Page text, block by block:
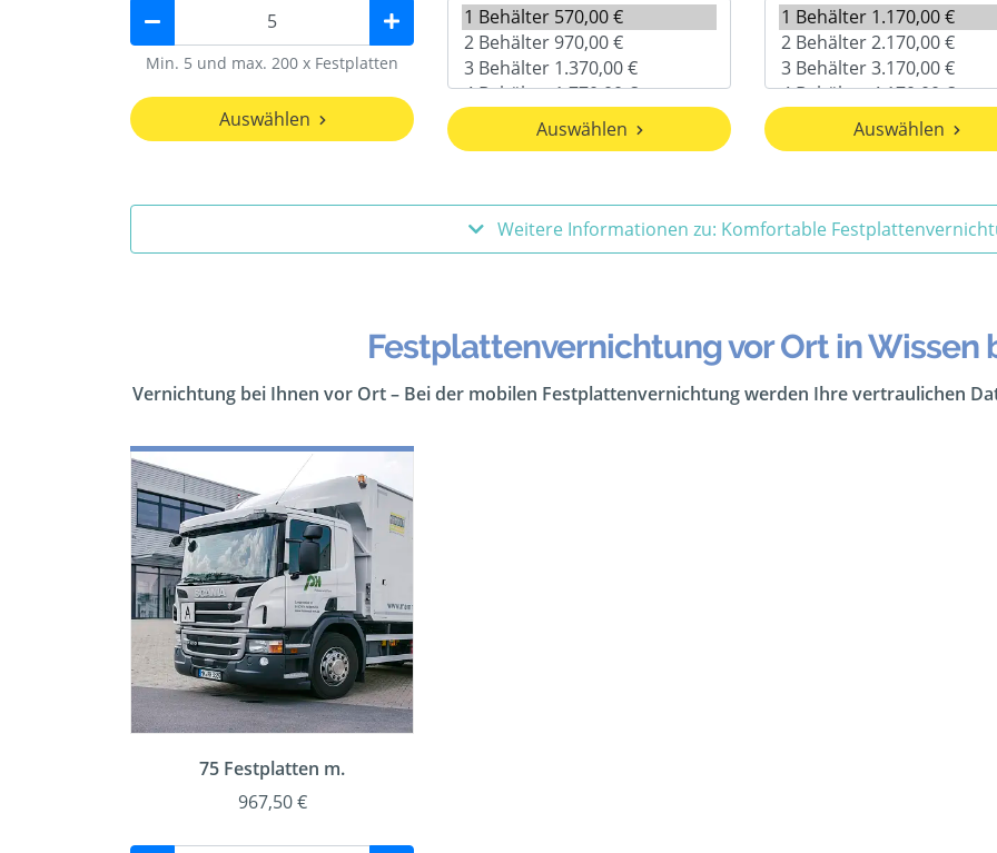
Min. 5 und max. 200 x Festplatten
Auswählen Auswählen Auswählen
Weitere Informationen zu: Komfortable
Festplattenvernichtung vor Ort in Wissen
Vernichtung bei Ihnen vor Ort – Bei der mobilen Festplattenvernichtung werden Ihre vertraulichen
75 Festplatten m.
967,50 €